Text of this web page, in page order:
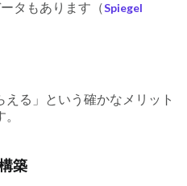
タもあります（Spiegel
える」という確かなメリット
築